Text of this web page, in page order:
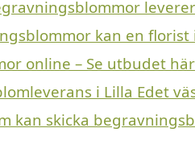
kan en
online – Se utbudet
i Lilla Edet
kan skicka